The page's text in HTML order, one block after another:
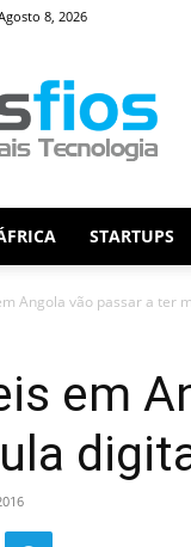
8, 2026
STARTUPS
Angola vão passar a ter
em